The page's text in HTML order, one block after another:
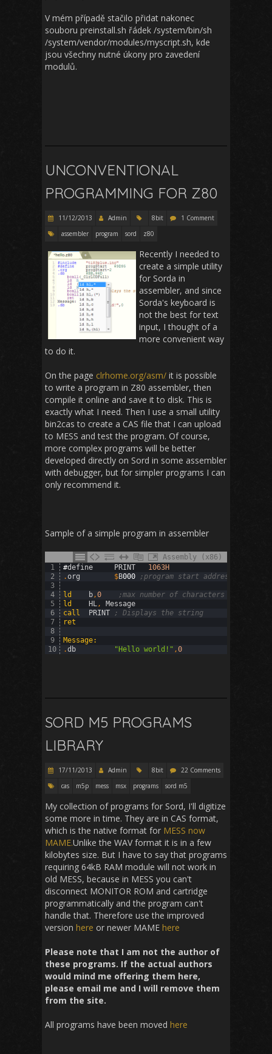
V mém případě stačilo přidat nakonec
souboru preinstall.sh řádek /system/bin/sh
/system/vendor/modules/myscript.sh, kde
jsou všechny nutné úkony pro zavedení
modulů.
UNCONVENTIONAL
PROGRAMMING FOR Z80
11/12/2013 Admin 8bit
1 Comment
assembler
program sord z80
Recently I needed to
create a simple utility
for Sorda in
assembler, and since
Sorda's keyboard is
not the best for text
input, I thought of a
more convenient way
to do it.
On the page clrhome.org/asm/ it is possible
to write a program in Z80 assembler, then
compile it online and save it to disk. This is
exactly what I need. Then I use a small utility
bin2cas to create a CAS file that I can upload
to MESS and test the program. Of course,
more complex programs will be better
developed directly on Sord in some assembler
with debugger, but for simpler programs I can
only recommend it.
Sample of a simple program in assembler
Assembly (x86)
1
2
3
4
5
6
7
8
9
10
#define PRINT
1063H
.org $B000 ;program start address
ld b,0
;max number of characters
ld
HL,
Message
call
PRINT
; Displays the string
ret
Message:
.db "Hello world!" ,0
SORD M5 PROGRAMS
LIBRARY
17/11/2013 Admin 8bit
22 Comments
cas
m5p mess msx programs sord m5
My collection of programs for Sord, I'll digitize
some more in time. They are in CAS format,
which is the native format for MESS now
MAME.Unlike the WAV format it is in a few
kilobytes size. But I have to say that programs
requiring 64kB RAM module will not work in
old MESS, because in MESS you can't
disconnect MONITOR ROM and cartridge
programmatically and the program can't
handle that. Therefore use the improved
version here or newer MAME here
Please note that I am not the author of
these programs. If the actual authors
would mind me offering them here,
please email me and I will remove them
from the site.
All programs have been moved here